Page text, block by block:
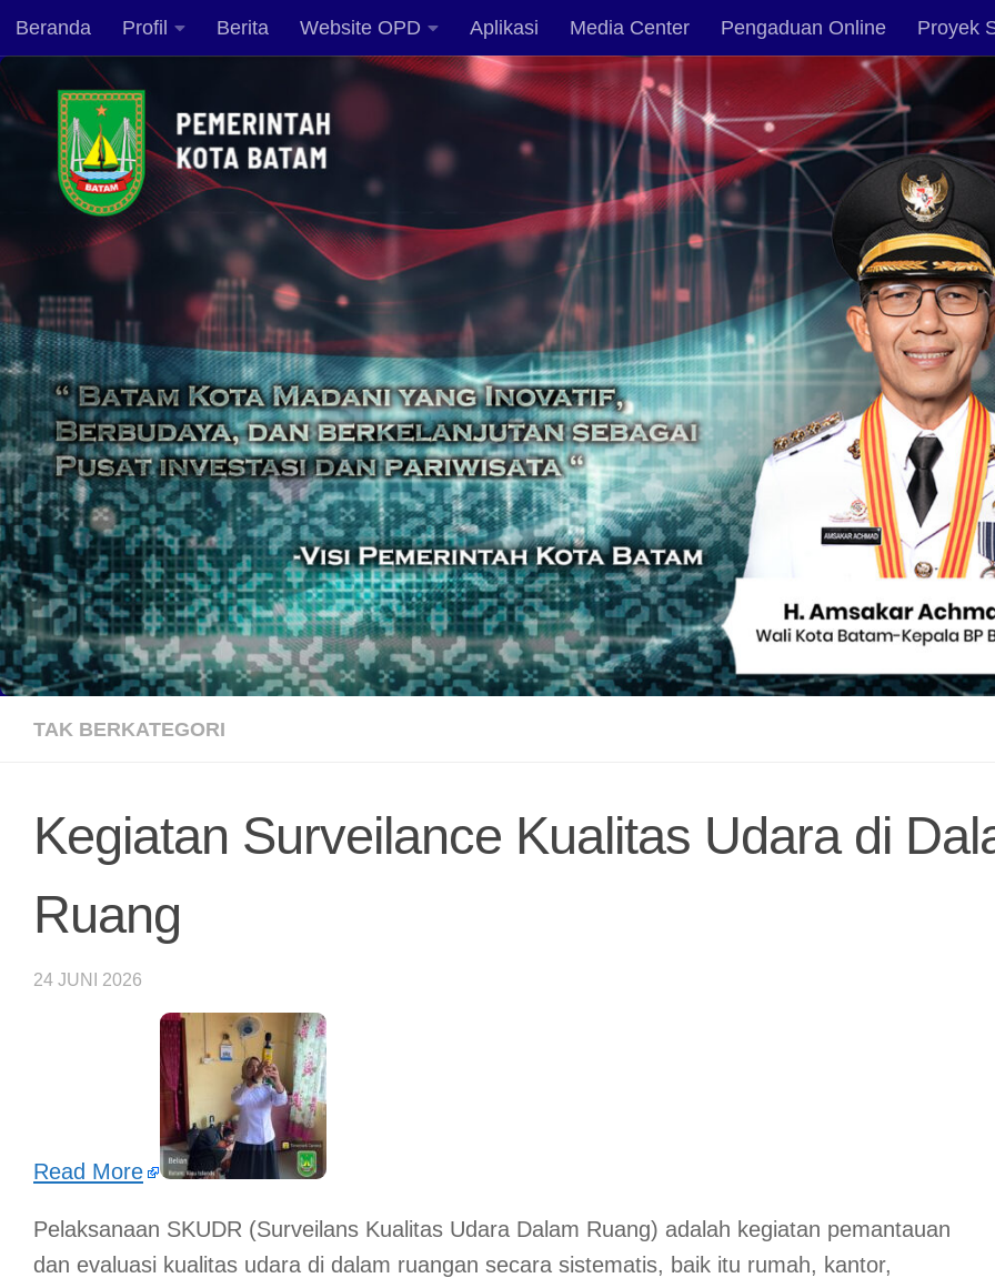
Skip to content
Beranda Profil Berita Website OPD Aplikasi Media Center Pengaduan Online Proyek
TAK BERKATEGORI
Kegiatan Surveilance Kualitas Udara di
Ruang
24 JUNI 2026
Read More
Pelaksanaan SKUDR (Surveilans Kualitas Udara Dalam Ruang) adalah kegiatan pemantauan
dan evaluasi kualitas udara di dalam ruangan secara sistematis, baik itu rumah, kantor,